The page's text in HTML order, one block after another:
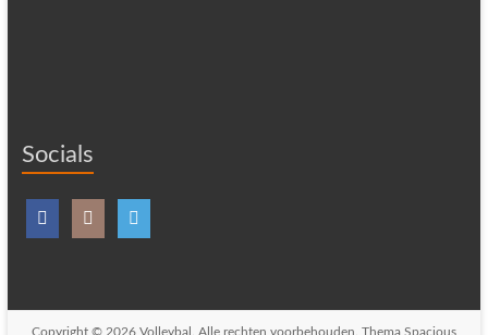
Socials
Copyright © 2026 Volleybal . Alle rechten voorbehouden. Thema Spacious